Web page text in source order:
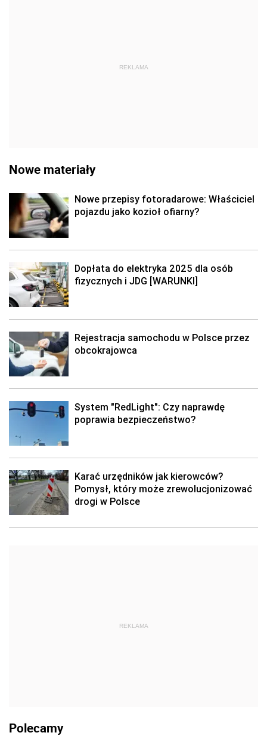
REKLAMA
Nowe materiały
Nowe przepisy fotoradarowe: Właściciel
pojazdu jako kozioł ofiarny?
Dopłata do elektryka 2025 dla osób
fizycznych i JDG [WARUNKI]
Rejestracja samochodu w Polsce przez
obcokrajowca
System "RedLight": Czy naprawdę
poprawia bezpieczeństwo?
Karać urzędników jak kierowców?
Pomysł, który może zrewolucjonizować
drogi w Polsce
REKLAMA
Polecamy